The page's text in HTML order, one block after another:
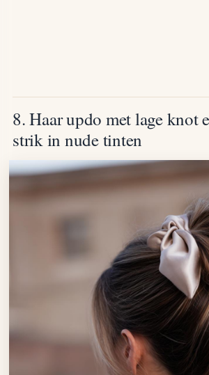
8. Haar updo met lage knot
strik in nude tinten